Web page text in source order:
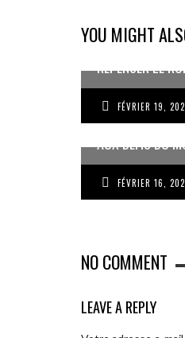
YOU MIGHT
REPENSER LE
FÉVRIER 19,
« UN GOSIER
AUX DÉFIS DU
FÉVRIER 16,
NO COMMENT
LEAVE A REPLY